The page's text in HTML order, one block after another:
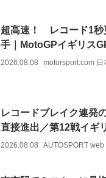
超高速！ レコード1秒
手｜MotoGPイギリス
2026.08.08 motorsport.com 日
レコードブレイク連発
直接進出／第12戦イギ
2026.08.08 AUTOSPORT web